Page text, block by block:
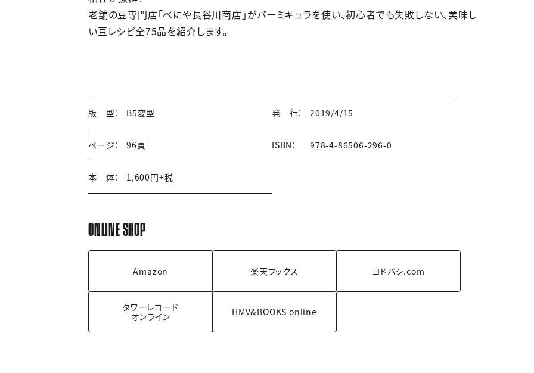
老舗の豆専門店「べにや長谷川商店」がバーミキュラを使い、初心者でも失敗しない、美味し
い豆レシピ全75品を紹介します。
版 型： B5変型
ページ： 96頁
本 体： 1,600円+税
発 行： 2019/4/15
ISBN： 978-4-86506-296-0
ONLINE SHOP
Amazon 楽天ブックス ヨドバシ.com
タワーレコード
オンライン
HMV&BOOKS online